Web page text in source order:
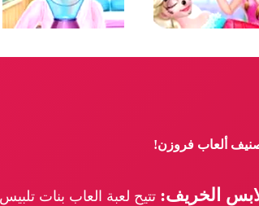
ألعاب فروزن!
الخريف: تتيح لعبة العاب بنات